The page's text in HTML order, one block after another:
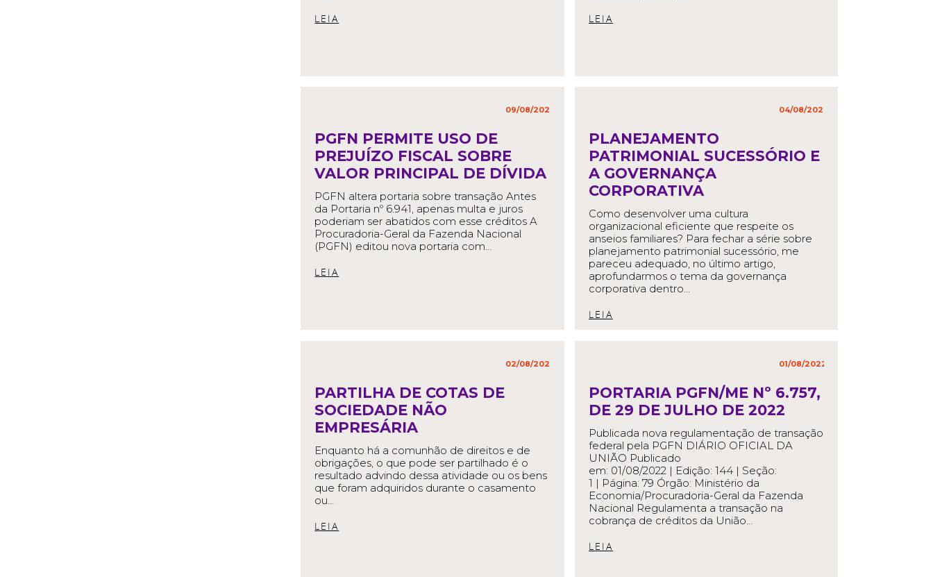
09/08/2022
PGFN PERMITE USO DE
PREJUÍZO FISCAL SOBRE
VALOR PRINCIPAL DE DÍVIDA
PGFN altera portaria sobre transação Antes
da Portaria nº 6.941, apenas multa e juros
poderiam ser abatidos com esse créditos A
Procuradoria-Geral da Fazenda Nacional
(PGFN) editou nova portaria com…
04/08/2022
PLANEJAMENTO
PATRIMONIAL SUCESSÓRIO E
A GOVERNANÇA
CORPORATIVA
Como desenvolver uma cultura
organizacional eficiente que respeite os
anseios familiares? Para fechar a série sobre
planejamento patrimonial sucessório, me
pareceu adequado, no último artigo,
aprofundarmos o tema da governança
corporativa dentro…
02/08/2022
PARTILHA DE COTAS DE
SOCIEDADE NÃO
EMPRESÁRIA
Enquanto há a comunhão de direitos e de
obrigações, o que pode ser partilhado é o
resultado advindo dessa atividade ou os bens
que foram adquiridos durante o casamento
ou…
01/08/2022
PORTARIA PGFN/ME Nº 6.757,
DE 29 DE JULHO DE 2022
Publicada nova regulamentação de transação
federal pela PGFN DIÁRIO OFICIAL DA
UNIÃO Publicado
em: 01/08/2022 | Edição: 144 | Seção:
1 | Página: 79 Órgão: Ministério da
Economia/Procuradoria-Geral da Fazenda
Nacional Regulamenta a transação na
cobrança de créditos da União…